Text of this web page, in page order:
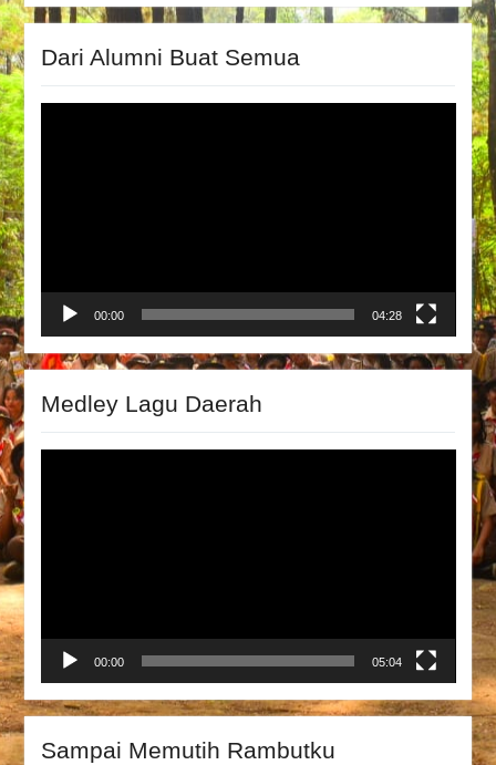
Dari Alumni Buat Semua
00:00 04:28
Medley Lagu Daerah
00:00 05:04
Sampai Memutih Rambutku